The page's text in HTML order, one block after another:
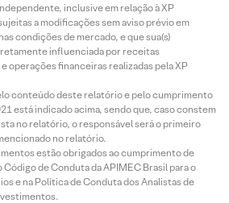
inclusive em relação à XP
a modificações sem aviso prévio em
condições de mercado, e que sua(s)
influenciada por receitas
operações financeiras realizadas pela XP
conteúdo deste relatório e pelo cumprimento
está indicado acima, sendo que, caso constem
no relatório, o responsável será o primeiro
no relatório.
estão obrigados ao cumprimento de
de Conduta da APIMEC Brasil para o
e na Política de Conduta dos Analistas de